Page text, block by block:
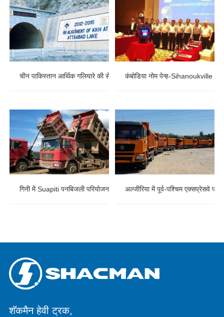
चीन पाकिस्तान आर्थिक गलियारे की सेवा: पाकिस्तान KKH राजमार्ग परियोजना
कंबोडिया नोम पेन्ह-Sihanoukville
गिनी में Suapiti पनबिजली परियोजना अल्जीरिया में पूर्व-पश्चिम एक्सप्रेसवे
शॅकमैन हेवी ट्रक,